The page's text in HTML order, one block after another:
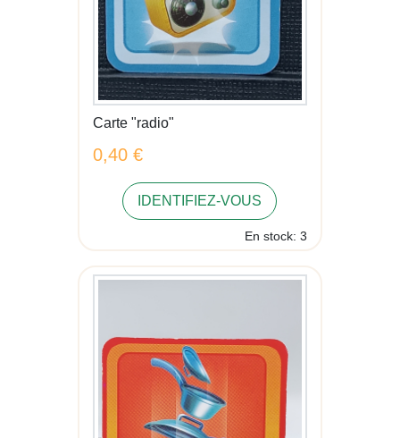
Carte "radio"
0,40 €
IDENTIFIEZ-VOUS
En stock: 3